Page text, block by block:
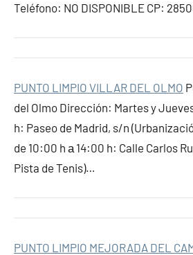
Teléfono: NO DISPONIBLE CP:
PUNTO LIMPIO VILLAR DEL OLMO
del Olmo Dirección: Martes y
h: Paseo de Madrid, s/n
de 10:00 h а 14:00 h: Calle Carlos
Pista de Tenis)…
PUNTO LIMPIO MEJORADA DEL